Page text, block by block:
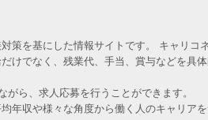
を基にした情報サイトです。 キャリコ
けでなく、残業代、手当、賞与などを具
ら、求人応募を行うことができます。
年収や様々な角度から働く人のキャリア